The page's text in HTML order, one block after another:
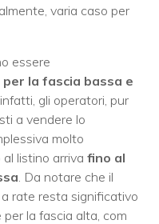
varia caso per
essere
la fascia bassa e
infatti, gli operatori, pur
a vendere lo
molto
listino arriva fino al
. Da notare che il
rate resta significativo
la fascia alta, com